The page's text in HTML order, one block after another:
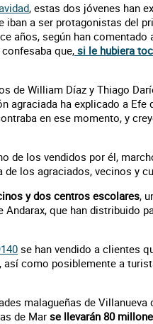
, estas dos jóvenes han
iban a ser protagonistas del
años, según han
que, si le hubiera
de William Díaz y Thiago
agraciada ha explicado a Efe
en ese momento, y
de los vendidos por él,
de los agraciados, vecinos y
y dos centros escolares,
que han distribuido
se han vendido a clientes
así como posiblemente a
malagueñas de Villanueva
de Mar se llevarán 80